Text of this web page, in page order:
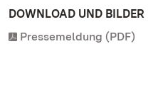
DOWNLOAD UND BILDER
Pressemeldung (PDF)